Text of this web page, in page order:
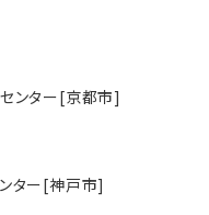
ンター[京都市]
ター[神戸市]